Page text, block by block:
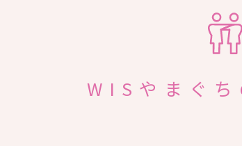
WISやまぐち